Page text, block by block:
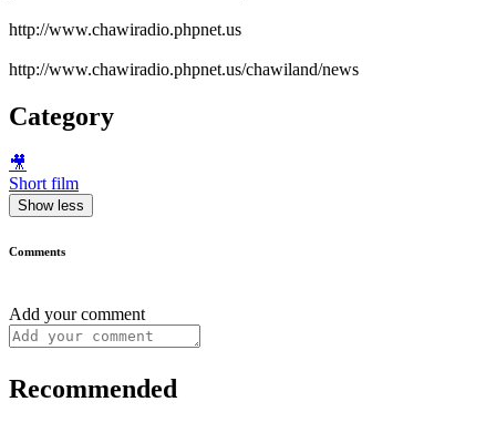
http://www.chawiradio.phpnet.us
http://www.chawiradio.phpnet.us/chawiland/news
Category
🎥
Short film
Show less
Comments
Add your comment
Recommended